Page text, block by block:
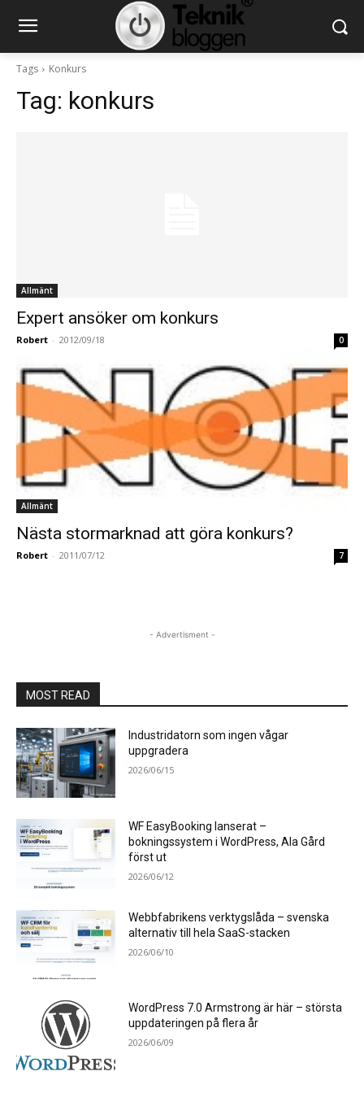
Tags Konkurs
Tag: konkurs
Allmänt
Expert ansöker om konkurs
Robert - 2012/09/18 0
Allmänt
Nästa stormarknad att göra konkurs?
Robert - 2011/07/12 7
- Advertisment -
MOST READ
Industridatorn som ingen vågar
uppgradera
2026/06/15
WF EasyBooking lanserat –
bokningssystem i WordPress, Ala Gård
först ut
2026/06/12
Webbfabrikens verktygslåda – svenska
alternativ till hela SaaS-stacken
2026/06/10
WordPress 7.0 Armstrong är här – största
uppdateringen på flera år
2026/06/09